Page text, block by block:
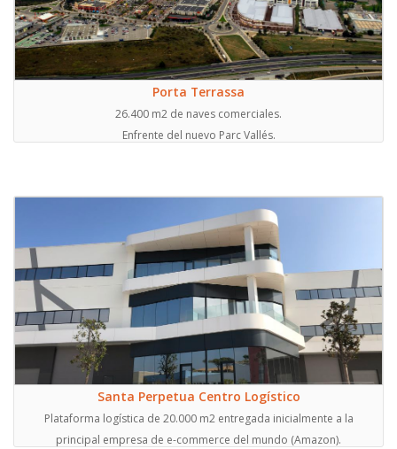
Porta Terrassa
26.400 m2 de naves comerciales.
Enfrente del nuevo Parc Vallés.
Santa Perpetua Centro Logístico
Plataforma logística de 20.000 m2 entregada inicialmente a la
principal empresa de e-commerce del mundo (Amazon).